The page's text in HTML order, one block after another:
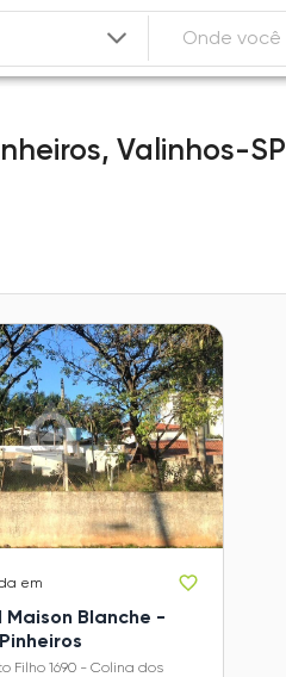
Valinhos-SP
em
Maison Blanche -
Filho 1690 - Colina dos